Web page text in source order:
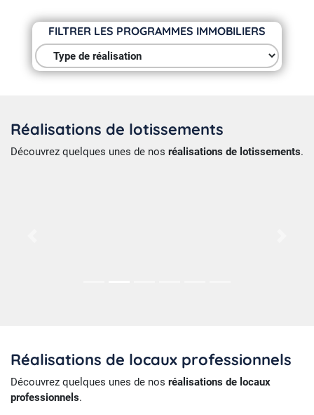
FILTRER LES PROGRAMMES IMMOBILIERS
Type de réalisation
Réalisations de lotissements
Découvrez quelques unes de nos réalisations de lotissements.
Réalisations de locaux professionnels
Découvrez quelques unes de nos réalisations de locaux
professionnels.